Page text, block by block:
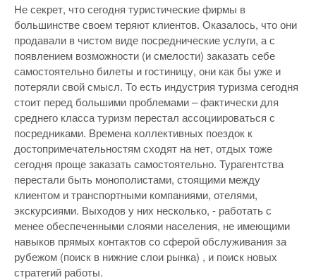
Не секрет, что сегодня туристические фирмы в
большинстве своем теряют клиентов. Оказалось, что они
продавали в чистом виде посреднические услуги, а с
появлением возможности (и смелости) заказать себе
самостоятельно билеты и гостиницу, они как бы уже и
потеряли свой смысл. То есть индустрия туризма сегодня
стоит перед большими проблемами – фактически для
среднего класса туризм перестал ассоциироваться с
посредниками. Времена коллективных поездок к
достопримечательностям сходят на нет, отдых тоже
сегодня проще заказать самостоятельно. Турагентства
перестали быть монополистами, стоящими между
клиентом и транспортными компаниями, отелями,
экскурсиями. Выходов у них несколько, - работать с
менее обеспеченными слоями населения, не имеющими
навыков прямых контактов со сферой обслуживания за
рубежом (поиск в нижние слои рынка) , и поиск новых
стратегий работы.